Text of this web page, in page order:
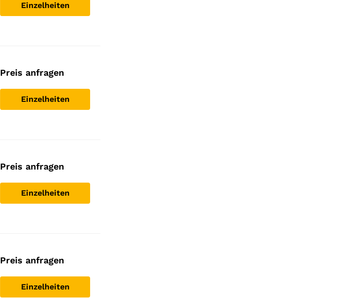
Einzelheiten
Preis anfragen
Einzelheiten
Preis anfragen
Einzelheiten
Preis anfragen
Einzelheiten